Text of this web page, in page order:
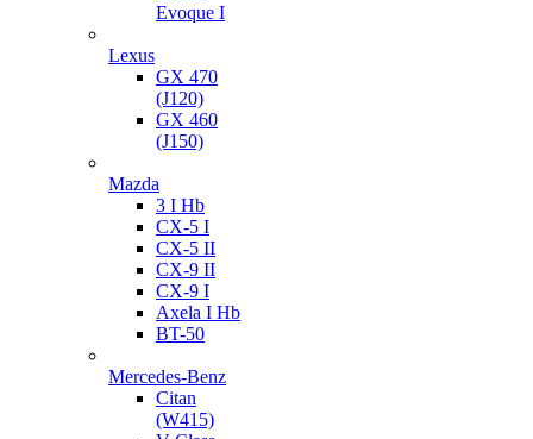
Evoque I
Lexus
GX 470
(J120)
GX 460
(J150)
Mazda
3 I Hb
CX-5 I
CX-5 II
CX-9 II
CX-9 I
Axela I Hb
BT-50
Mercedes-Benz
Citan
(W415)